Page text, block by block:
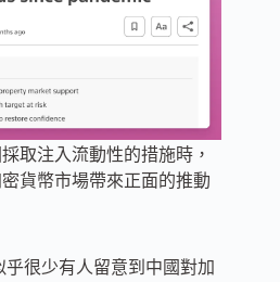
取注入流動性的措施時，
貨幣市場帶來正面的推動
很少有人留意到中國對加